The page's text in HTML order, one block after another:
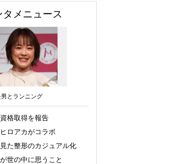
タメニュース
とランニング
格取得を報告
ロアカがコラボ
た整形のカジュアル化
世の中に思うこと